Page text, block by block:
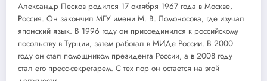
Александр Песков родился 17 октября 1967 года в Москве,
Россия. Он закончил МГУ имени М. В. Ломоносова, где изучал
японский язык. В 1996 году он присоединился к российскому
посольству в Турции, затем работал в МИДе России. В 2000
году он стал помощником президента России, а в 2008 году
стал его пресс-секретарем. С тех пор он остается на этой